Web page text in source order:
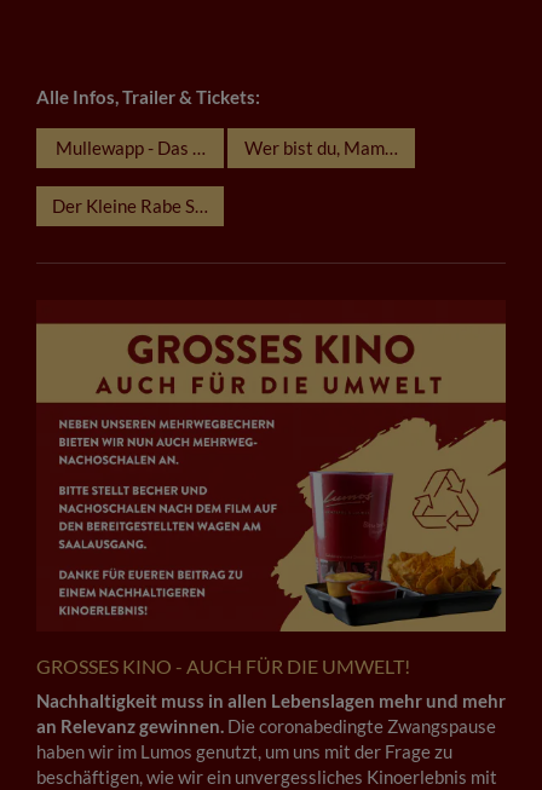
Alle Infos, Trailer & Tickets:
Mullewapp - Das große Kinoabenteuer der Freunde
Wer bist du, Mama Muh?
Der Kleine Rabe Socke 2 - das Grosse Rennen
GROSSES KINO - AUCH FÜR DIE UMWELT!
Nachhaltigkeit muss in allen Lebenslagen mehr und mehr
an Relevanz gewinnen. Die coronabedingte Zwangspause
haben wir im Lumos genutzt, um uns mit der Frage zu
beschäftigen, wie wir ein unvergessliches Kinoerlebnis mit